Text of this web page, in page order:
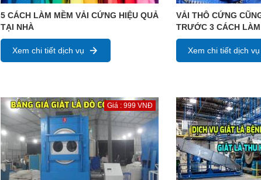
5 CÁCH LÀM MỀM VẢI CỨNG HIỆU QUẢ
TẠI NHÀ
Xem chi tiết dịch vụ
VẢI THÔ CỨNG
TRƯỚC 3 CÁCH
Xem chi tiết dịch vụ
Giá : 999 VNĐ